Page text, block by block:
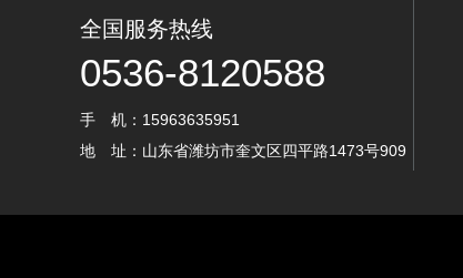
全国服务热线
0536-8120588
手 机：15963635951
地 址：山东省潍坊市奎文区四平路1473号909